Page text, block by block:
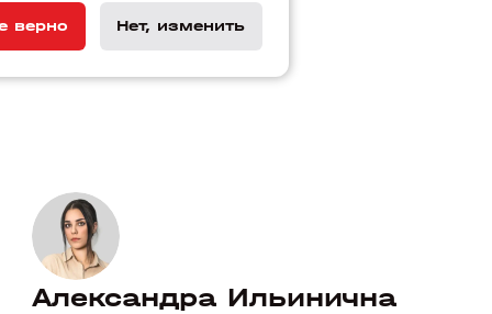
верно Нет, изменить
Александра Ильинична